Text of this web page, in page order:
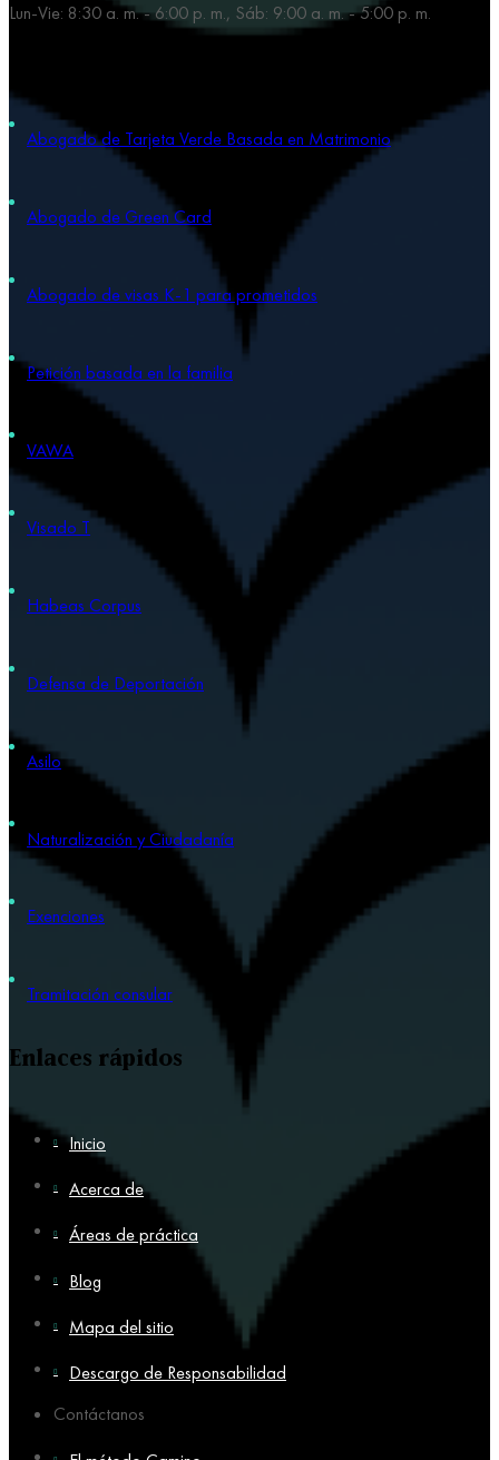
Lun-Vie: 8:30 a. m. - 6:00 p. m., Sáb: 9:00 a. m. - 5:00 p. m.
Abogado de Tarjeta Verde Basada en Matrimonio
Abogado de Green Card
Abogado de visas K-1 para prometidos
Petición basada en la familia
VAWA
Visado T
Habeas Corpus
Defensa de Deportación
Asilo
Naturalización y Ciudadanía
Exenciones
Tramitación consular
Enlaces rápidos
Inicio
Acerca de
Áreas de práctica
Blog
Mapa del sitio
Descargo de Responsabilidad
Contáctanos